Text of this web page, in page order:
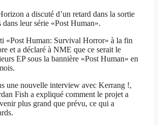
a discuté d’un retard dans la sortie
dans leur série «Post Human».
«Post Human: Survival Horror» à la fin
et a déclaré à NME que ce serait le
EP sous la bannière «Post Human» en
une nouvelle interview avec Kerrang !,
Fish a expliqué comment le projet a
plus grand que prévu, ce qui a